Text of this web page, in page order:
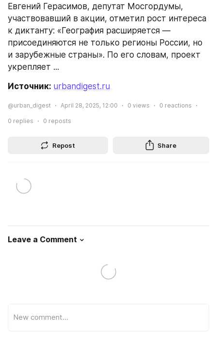
Евгений Герасимов, депутат Мосгордумы,
участвовавший в акции, отметил рост интереса
к диктанту: «География расширяется —
присоединяются не только регионы России, но
и зарубежные страны». По его словам, проект
укрепляет ...
Источник: urbandigest.ru
@urban_digest April 28, 2025, 12:00 0 views 0 reactions
0 replies 0 reposts
Repost Share
Leave a Comment